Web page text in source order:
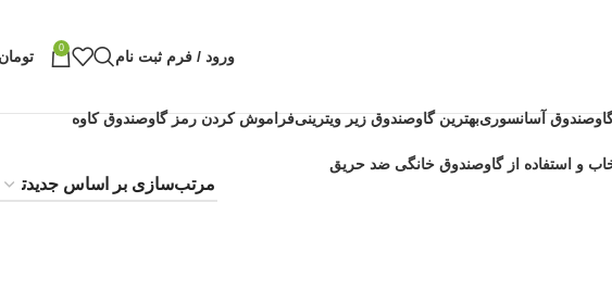
ورود / فرم ثبت نام 0
آسانسوریبهترین گاوصندوق زیر ویترینیفراموش کردن رمز گاوصندوق کاوه